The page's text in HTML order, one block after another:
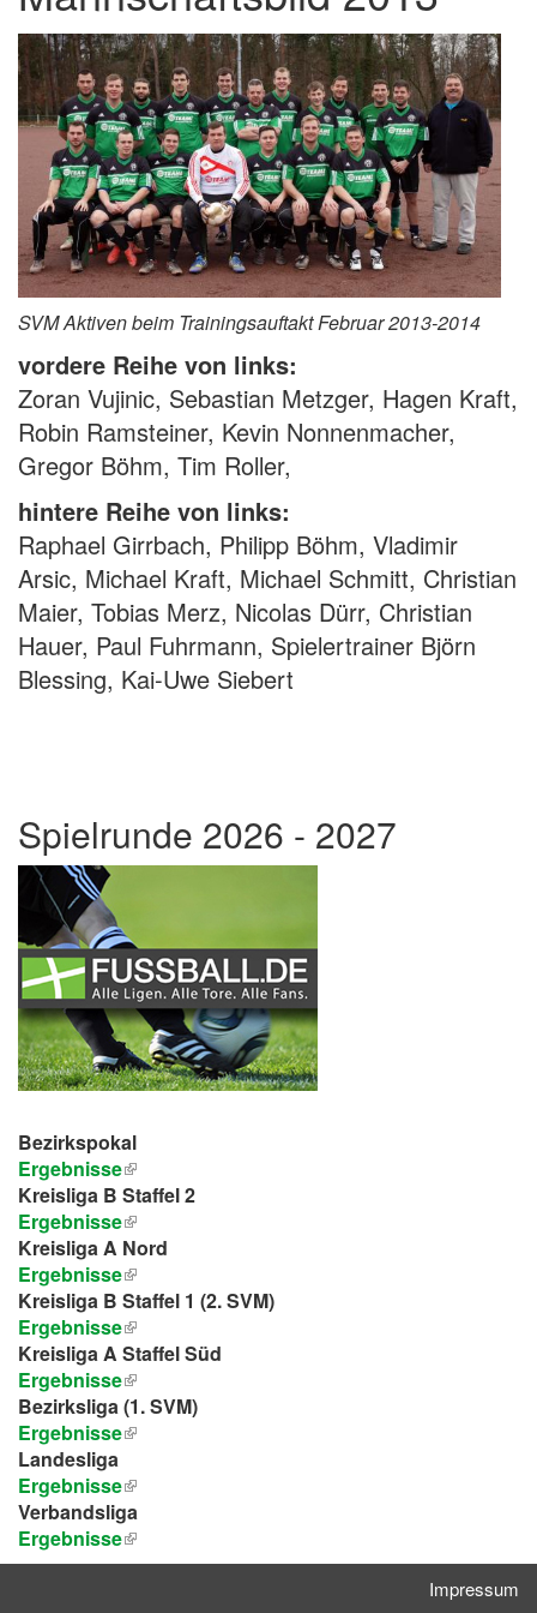
SVM Aktiven beim Trainingsauftakt Februar 2013-2014
vordere Reihe von links:
Zoran Vujinic, Sebastian Metzger, Hagen Kraft,
Robin Ramsteiner, Kevin Nonnenmacher,
Gregor Böhm, Tim Roller,
hintere Reihe von links:
Raphael Girrbach, Philipp Böhm, Vladimir
Arsic, Michael Kraft, Michael Schmitt, Christian
Maier, Tobias Merz, Nicolas Dürr, Christian
Hauer, Paul Fuhrmann, Spielertrainer Björn
Blessing, Kai-Uwe Siebert
Spielrunde 2026 - 2027
Bezirkspokal
Ergebnisse
Kreisliga B Staffel 2
Ergebnisse
Kreisliga A Nord
Ergebnisse
Kreisliga B Staffel 1 (2. SVM)
Ergebnisse
Kreisliga A Staffel Süd
Ergebnisse
Bezirksliga (1. SVM)
Ergebnisse
Landesliga
Ergebnisse
Verbandsliga
Ergebnisse
Impressum